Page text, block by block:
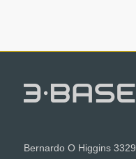
Bernardo O Higgins 3329